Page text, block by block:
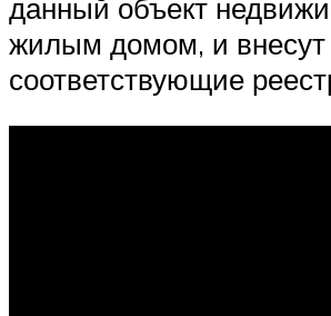
данный объект
жилым домом, и внесут
соответствующие